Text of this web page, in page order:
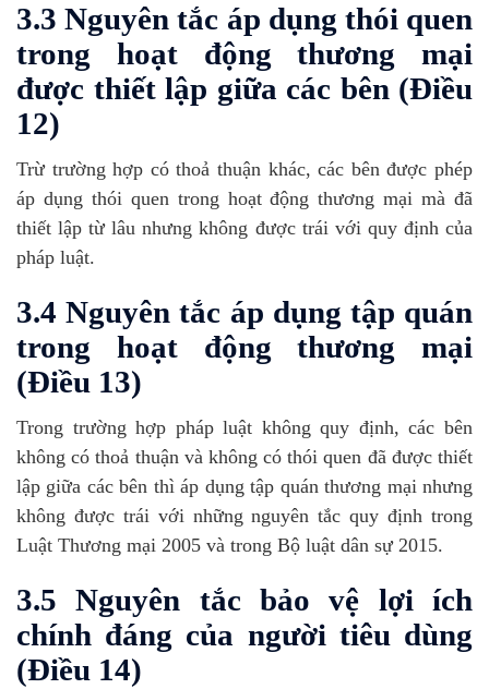
3.3 Nguyên tắc áp dụng thói quen
trong hoạt động thương mại
được thiết lập giữa các bên (Điều
12)
Trừ trường hợp có thoả thuận khác, các bên được phép
áp dụng thói quen trong hoạt động thương mại mà đã
thiết lập từ lâu nhưng không được trái với quy định của
pháp luật.
3.4 Nguyên tắc áp dụng tập quán
trong hoạt động thương mại
(Điều 13)
Trong trường hợp pháp luật không quy định, các bên
không có thoả thuận và không có thói quen đã được thiết
lập giữa các bên thì áp dụng tập quán thương mại nhưng
không được trái với những nguyên tắc quy định trong
Luật Thương mại 2005 và trong Bộ luật dân sự 2015.
3.5 Nguyên tắc bảo vệ lợi ích
chính đáng của người tiêu dùng
(Điều 14)